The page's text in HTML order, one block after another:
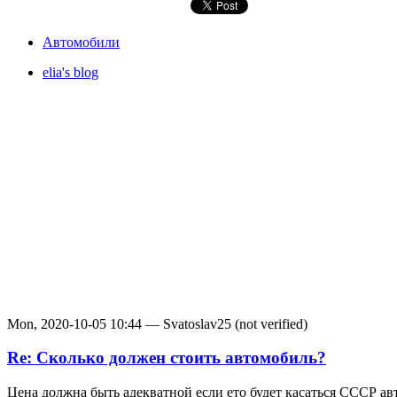
Автомобили
elia's blog
Mon, 2020-10-05 10:44 — Svatoslav25 (not verified)
Re: Сколько должен стоить автомобиль?
Цена должна быть адекватной если ето будет касаться СССР